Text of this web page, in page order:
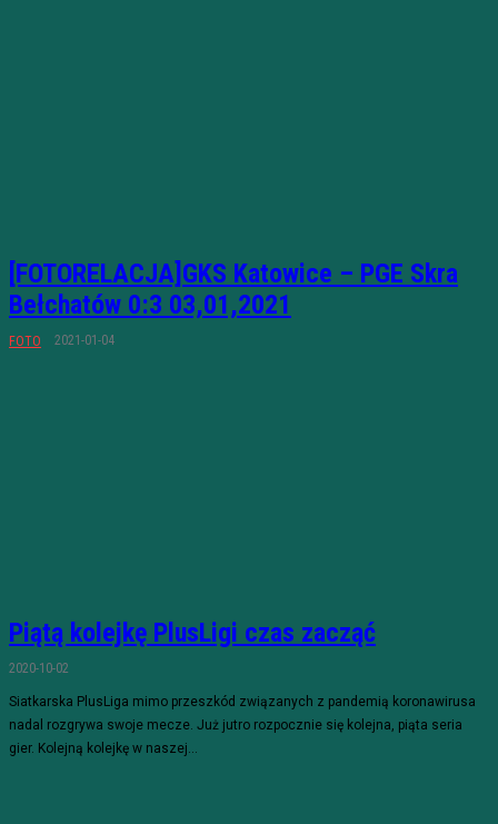
[FOTORELACJA]GKS Katowice – PGE Skra
Bełchatów 0:3 03,01,2021
FOTO 2021-01-04
Piątą kolejkę PlusLigi czas zacząć
2020-10-02
Siatkarska PlusLiga mimo przeszkód związanych z pandemią koronawirusa
nadal rozgrywa swoje mecze. Już jutro rozpocznie się kolejna, piąta seria
gier. Kolejną kolejkę w naszej...